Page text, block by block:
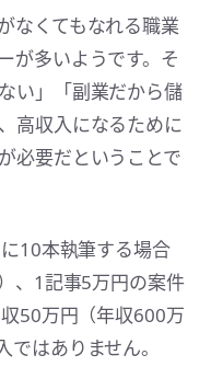
なくてもなれる職業
が多いようです。そ
い」「副業だから儲
高収入になるために
必要だということで
10本執筆する場合
、1記事5万円の案件
50万円（年収600万
はありません。